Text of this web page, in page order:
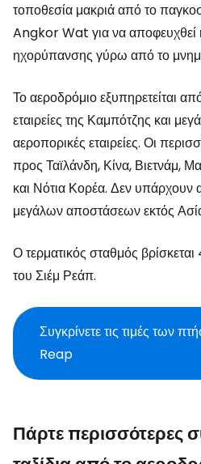
τοποθεσία μακριά από το
Angkor Wat για να
ηχορύπανσης γύρω από το
Το αεροδρόμιο εξυπηρετείται
εταιρείες της Καμπότζης και
αεροπορικές εταιρείες. Οι
προς Ταϊλάνδη, Κίνα, Βιετνάμ,
και Νότια Κορέα. Δεν υπάρχουν
μεγάλων αποστάσεων εκτός
Ο τερματικός σταθμός βρίσκεται
του Σιέμ Ρεάπ.
Συγκρίνετε τις τιμές των
Reap
Πάρτε περισσότερες